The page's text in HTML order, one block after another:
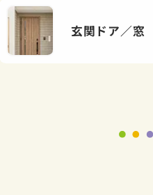
玄関ドア／窓